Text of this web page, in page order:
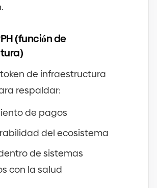
(función de
)
token de infraestructura
respaldar:
de pagos
del ecosistema
de sistemas
con la salud